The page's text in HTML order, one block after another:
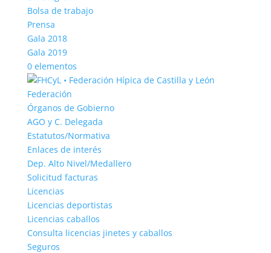
Bolsa de trabajo
Prensa
Gala 2018
Gala 2019
0 elementos
Federación
Órganos de Gobierno
AGO y C. Delegada
Estatutos/Normativa
Enlaces de interés
Dep. Alto Nivel/Medallero
Solicitud facturas
Licencias
Licencias deportistas
Licencias caballos
Consulta licencias jinetes y caballos
Seguros